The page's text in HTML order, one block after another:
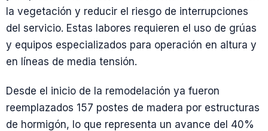
la vegetación y reducir el riesgo de interrupciones
del servicio. Estas labores requieren el uso de grúas
y equipos especializados para operación en altura y
en líneas de media tensión.
Desde el inicio de la remodelación ya fueron
reemplazados 157 postes de madera por estructuras
de hormigón, lo que representa un avance del 40%